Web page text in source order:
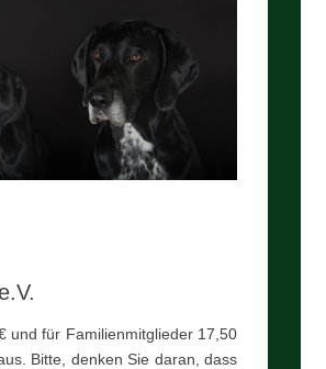
und für Familienmitglieder 17,50
Bitte, denken Sie daran, dass